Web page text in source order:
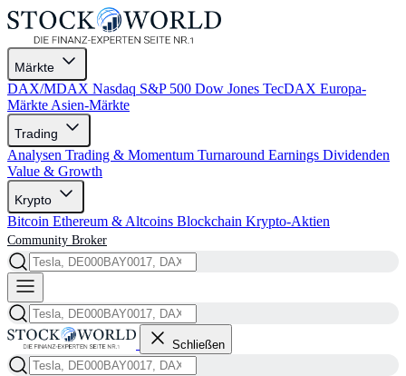
Märkte
DAX/MDAX Nasdaq S&P 500 Dow Jones TecDAX Europa-
Märkte Asien-Märkte
Trading
Analysen Trading & Momentum Turnaround Earnings Dividenden
Value & Growth
Krypto
Bitcoin Ethereum & Altcoins Blockchain Krypto-Aktien
Community Broker
Schließen